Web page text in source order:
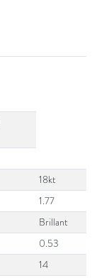
18kt
1.77
Brillant
0.53
14